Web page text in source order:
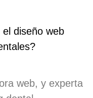
diseño web
web, y experta